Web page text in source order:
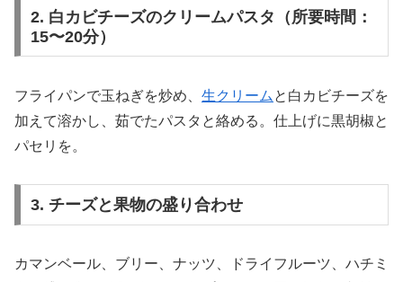
2. 白カビチーズのクリームパスタ（所要時間：
15〜20分）
フライパンで玉ねぎを炒め、 生クリーム と白カビチーズを
加えて溶かし、茹でたパスタと絡める。仕上げに黒胡椒と
パセリを。
3. チーズと果物の盛り合わせ
カマンベール、ブリー、ナッツ、ドライフルーツ、ハチミ